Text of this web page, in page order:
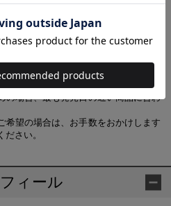
れる」ちゃんとした商品を紹介しま
の場合、最も発売日の遅い商品に合わ
希望の場合は、お手数をおかけします
さい。
ィール